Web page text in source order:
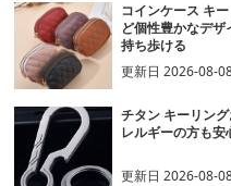
コインケース キ
ど個性豊かなデ
持ち歩ける
更新日2026-08-
チタン キーリン
レルギーの方も安
更新日2026-08-